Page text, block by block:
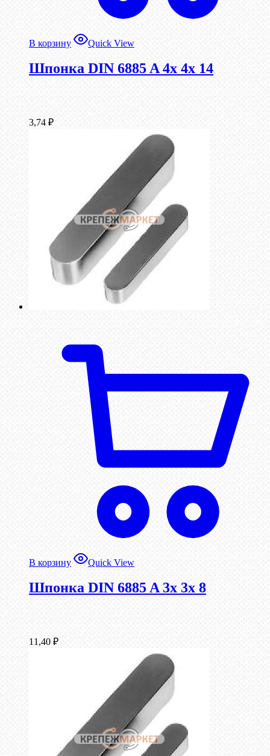
В корзину Quick View
Шпонка DIN 6885 A 4x 4x 14
3,74 ₽
В корзину Quick View
Шпонка DIN 6885 A 3x 3x 8
11,40 ₽